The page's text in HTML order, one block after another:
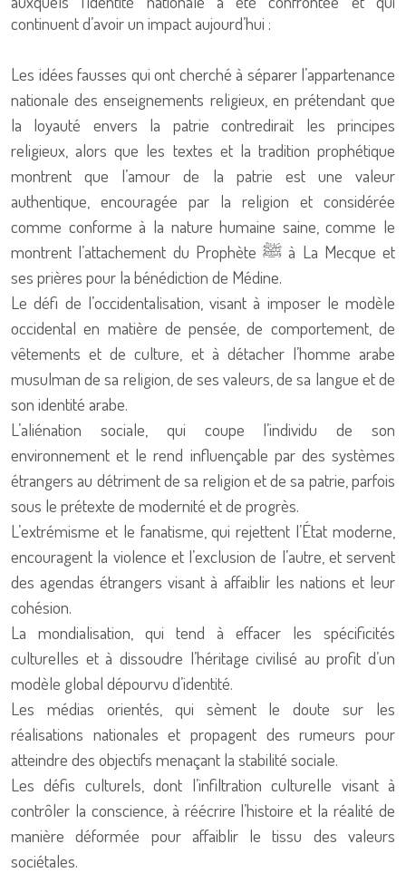
continuent d’avoir un impact aujourd’hui :
Les idées fausses qui ont cherché à séparer l’appartenance
nationale des enseignements religieux, en prétendant que
la loyauté envers la patrie contredirait les principes
religieux, alors que les textes et la tradition prophétique
montrent que l’amour de la patrie est une valeur
authentique, encouragée par la religion et considérée
comme conforme à la nature humaine saine, comme le
montrent l’attachement du Prophète ﷺ à La Mecque et
ses prières pour la bénédiction de Médine.
Le défi de l’occidentalisation, visant à imposer le modèle
occidental en matière de pensée, de comportement, de
vêtements et de culture, et à détacher l’homme arabe
musulman de sa religion, de ses valeurs, de sa langue et de
son identité arabe.
L’aliénation sociale, qui coupe l’individu de son
environnement et le rend influençable par des systèmes
étrangers au détriment de sa religion et de sa patrie, parfois
sous le prétexte de modernité et de progrès.
L’extrémisme et le fanatisme, qui rejettent l’État moderne,
encouragent la violence et l’exclusion de l’autre, et servent
des agendas étrangers visant à affaiblir les nations et leur
cohésion.
La mondialisation, qui tend à effacer les spécificités
culturelles et à dissoudre l’héritage civilisé au profit d’un
modèle global dépourvu d’identité.
Les médias orientés, qui sèment le doute sur les
réalisations nationales et propagent des rumeurs pour
atteindre des objectifs menaçant la stabilité sociale.
Les défis culturels, dont l’infiltration culturelle visant à
contrôler la conscience, à réécrire l’histoire et la réalité de
manière déformée pour affaiblir le tissu des valeurs
sociétales.